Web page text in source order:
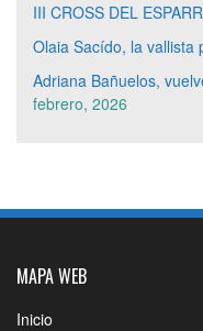
III CROSS DEL
Olaia Sacído, la vallista
Adriana Bañuelos,
febrero, 2026
MAPA WEB
Inicio